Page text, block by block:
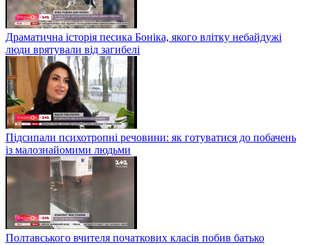
Драматична історія песика Боніка, якого влітку небайдужі
люди врятували від загибелі
Підсипали психотропні речовини: як готуватися до побачень
із малознайомими людьми
Полтавського вчителя початкових класів побив батько